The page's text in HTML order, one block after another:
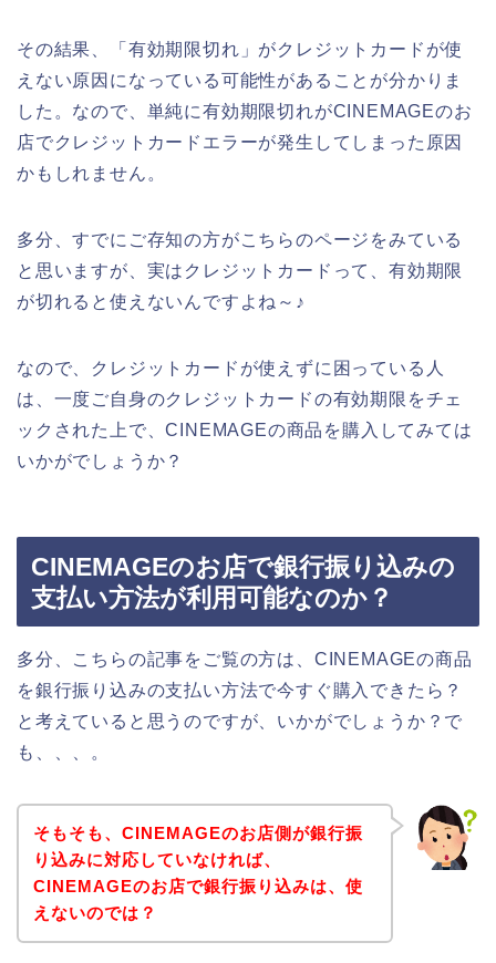
その結果、「有効期限切れ」がクレジットカードが使
えない原因になっている可能性があることが分かりま
した。なので、単純に有効期限切れがCINEMAGEのお
店でクレジットカードエラーが発生してしまった原因
かもしれません。
多分、すでにご存知の方がこちらのページをみている
と思いますが、実はクレジットカードって、有効期限
が切れると使えないんですよね～♪
なので、クレジットカードが使えずに困っている人
は、一度ご自身のクレジットカードの有効期限をチェ
ックされた上で、CINEMAGEの商品を購入してみては
いかがでしょうか？
CINEMAGEのお店で銀行振り込みの
支払い方法が利用可能なのか？
多分、こちらの記事をご覧の方は、CINEMAGEの商品
を銀行振り込みの支払い方法で今すぐ購入できたら？
と考えていると思うのですが、いかがでしょうか？で
も、、、。
そもそも、CINEMAGEのお店側が銀行振
り込みに対応していなければ、
CINEMAGEのお店で銀行振り込みは、使
えないのでは？